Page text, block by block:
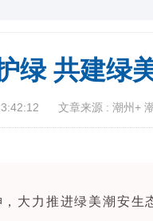
绿 共建绿
文章来源 : 潮州+
大力推进绿美潮安生